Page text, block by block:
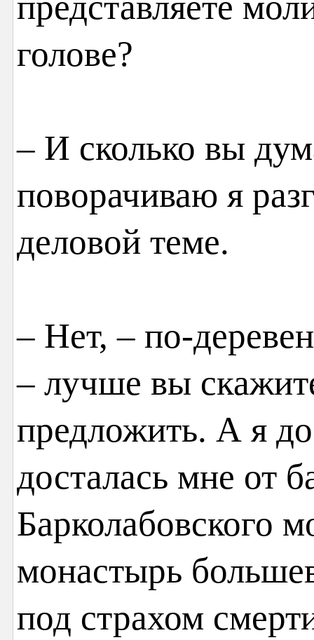
голове?
– И сколько вы
поворачиваю я
деловой теме.
– Нет, – по-
– лучше вы
предложить. А я
досталась мне от
Барколабовского
монастырь
под страхом